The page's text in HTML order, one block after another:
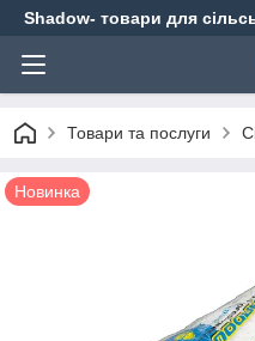
Shadow- товари для
Товари та послуги
Новинка